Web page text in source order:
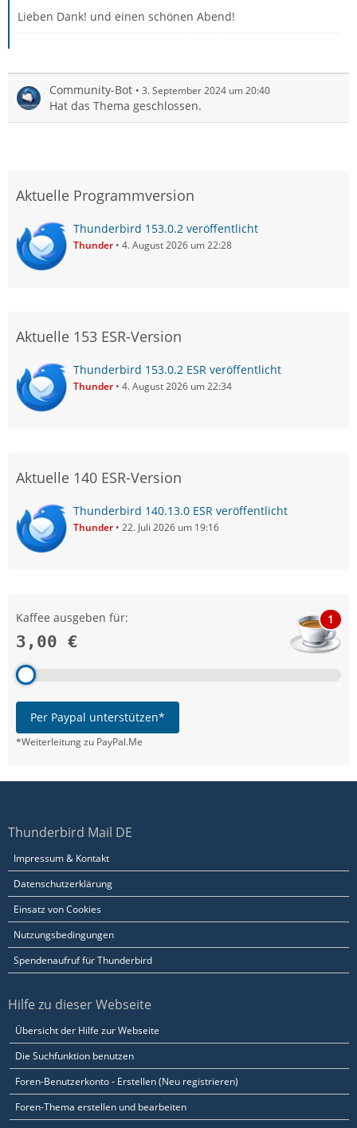
Lieben Dank! und einen schönen Abend!
Community-Bot 3. September 2024 um 20:40
Hat das Thema geschlossen.
Aktuelle Programmversion
Thunderbird 153.0.2 veröffentlicht
Thunder 4. August 2026 um 22:28
Aktuelle 153 ESR-Version
Thunderbird 153.0.2 ESR veröffentlicht
Thunder 4. August 2026 um 22:34
Aktuelle 140 ESR-Version
Thunderbird 140.13.0 ESR veröffentlicht
Thunder 22. Juli 2026 um 19:16
Kaffee ausgeben für:
3,00 €
1
Per Paypal unterstützen*
*Weiterleitung zu PayPal.Me
Thunderbird Mail DE
Impressum & Kontakt
Datenschutzerklärung
Einsatz von Cookies
Nutzungsbedingungen
Spendenaufruf für Thunderbird
Hilfe zu dieser Webseite
Übersicht der Hilfe zur Webseite
Die Suchfunktion benutzen
Foren-Benutzerkonto - Erstellen (Neu registrieren)
Foren-Thema erstellen und bearbeiten